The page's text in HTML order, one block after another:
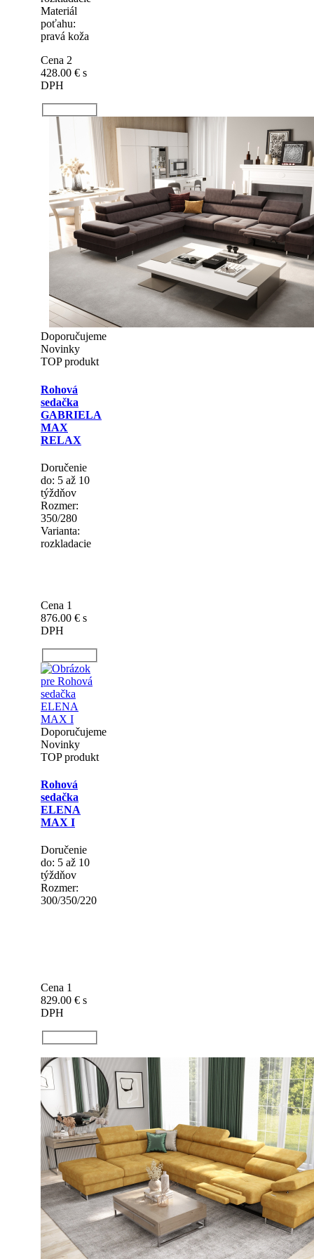
Materiál
poťahu:
pravá koža
Cena 2
428.00 € s
DPH
Doporučujeme
Novinky
TOP produkt
Rohová
sedačka
GABRIELA
MAX
RELAX
Doručenie
do: 5 až 10
týždňov
Rozmer:
350/280
Varianta:
rozkladacie
Cena 1
876.00 € s
DPH
Doporučujeme
Novinky
TOP produkt
Rohová
sedačka
ELENA
MAX I
Doručenie
do: 5 až 10
týždňov
Rozmer:
300/350/220
Cena 1
829.00 € s
DPH